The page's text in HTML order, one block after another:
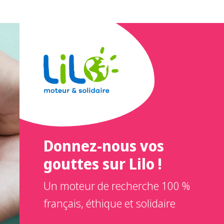
Donnez-nous vos
gouttes sur Lilo !
Un moteur de recherche 100 %
français, éthique et solidaire